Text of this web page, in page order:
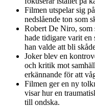
Filmen utspelar sig
nedslående ton som
Robert De Niro,
hade tidigare varit
han valde att bli
Joker blev en
och kritik mot
erkännande för att
Filmen ger en ny
visar hur en
till ondska.